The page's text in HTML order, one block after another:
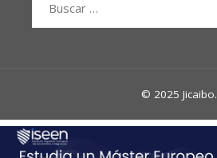
© 2025 Jicaibo.